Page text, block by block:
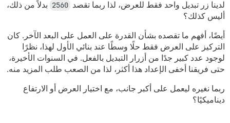
لدينا زر تبديل واحد فقط للعرض، لذا ربما تقصد 2560 بدلاً من ذلك،
أليس كذلك؟
أيضًا، أفهم ما تقصده بشأن القدرة على العمل على البعد الآخر. كان
التركيز على العرض فقط حلًا وسطًا عند بنائي الأول لهذا، نظرًا
لوجود عدد كبير جدًا من أزرار التبديل بالفعل. في السنوات الأخيرة،
حتى فريقنا أخفى الإعداد هذا أكثر، لذا من الصعب طلب المزيد منه.
ربما نغيره ليعمل على أكبر جانب، مع اختيار العرض أو الارتفاع
ديناميكيًا؟